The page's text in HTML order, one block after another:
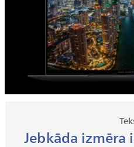
Jebkāda izmēra